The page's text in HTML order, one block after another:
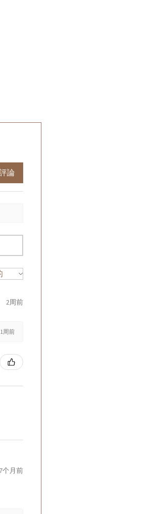
論
2周前
1周前
7个月前